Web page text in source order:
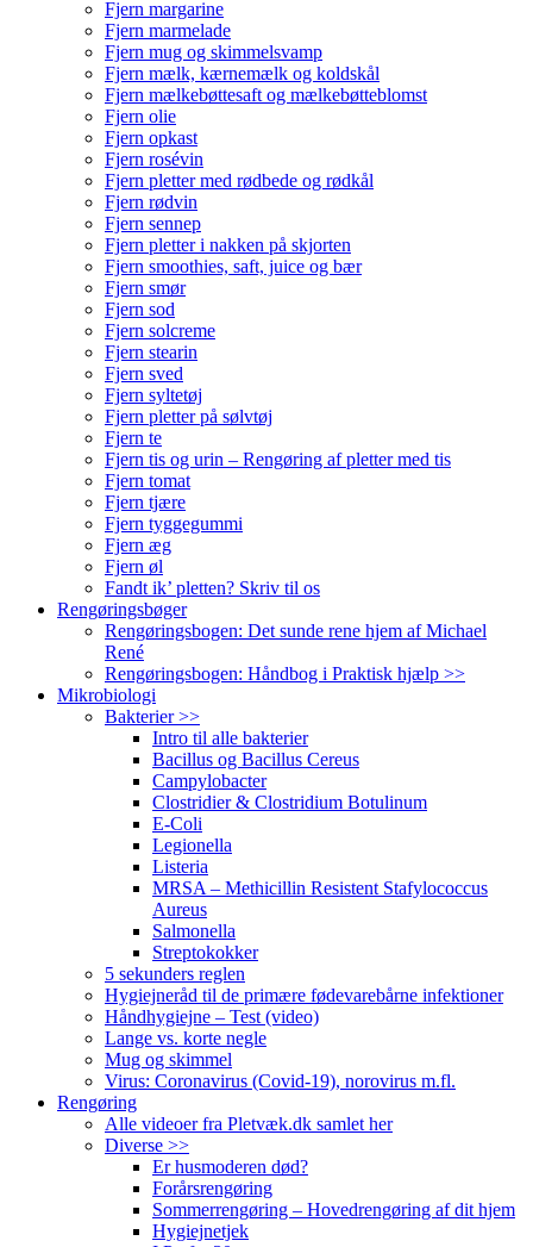
Fjern margarine
Fjern marmelade
Fjern mug og skimmelsvamp
Fjern mælk, kærnemælk og koldskål
Fjern mælkebøttesaft og mælkebøtteblomst
Fjern olie
Fjern opkast
Fjern rosévin
Fjern pletter med rødbede og rødkål
Fjern rødvin
Fjern sennep
Fjern pletter i nakken på skjorten
Fjern smoothies, saft, juice og bær
Fjern smør
Fjern sod
Fjern solcreme
Fjern stearin
Fjern sved
Fjern syltetøj
Fjern pletter på sølvtøj
Fjern te
Fjern tis og urin – Rengøring af pletter med tis
Fjern tomat
Fjern tjære
Fjern tyggegummi
Fjern æg
Fjern øl
Fandt ik’ pletten? Skriv til os
Rengøringsbøger
Rengøringsbogen: Det sunde rene hjem af Michael
René
Rengøringsbogen: Håndbog i Praktisk hjælp >>
Mikrobiologi
Bakterier >>
Intro til alle bakterier
Bacillus og Bacillus Cereus
Campylobacter
Clostridier & Clostridium Botulinum
E-Coli
Legionella
Listeria
MRSA – Methicillin Resistent Stafylococcus
Aureus
Salmonella
Streptokokker
5 sekunders reglen
Hygiejneråd til de primære fødevarebårne infektioner
Håndhygiejne – Test (video)
Lange vs. korte negle
Mug og skimmel
Virus: Coronavirus (Covid-19), norovirus m.fl.
Rengøring
Alle videoer fra Pletvæk.dk samlet her
Diverse >>
Er husmoderen død?
Forårsrengøring
Sommerrengøring – Hovedrengøring af dit hjem
Hygiejnetjek